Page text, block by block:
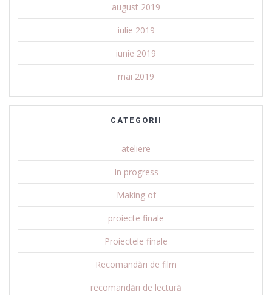
august 2019
iulie 2019
iunie 2019
mai 2019
CATEGORII
ateliere
In progress
Making of
proiecte finale
Proiectele finale
Recomandări de film
recomandări de lectură